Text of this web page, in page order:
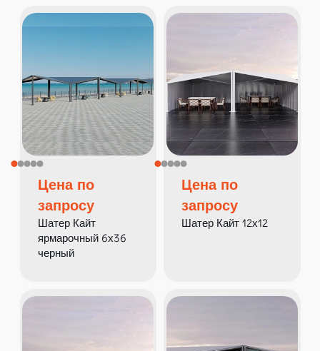
Цена по
запросу
Шатер Кайт
ярмарочный 6х36
черный
Цена по
запросу
Шатер Кайт 12х12